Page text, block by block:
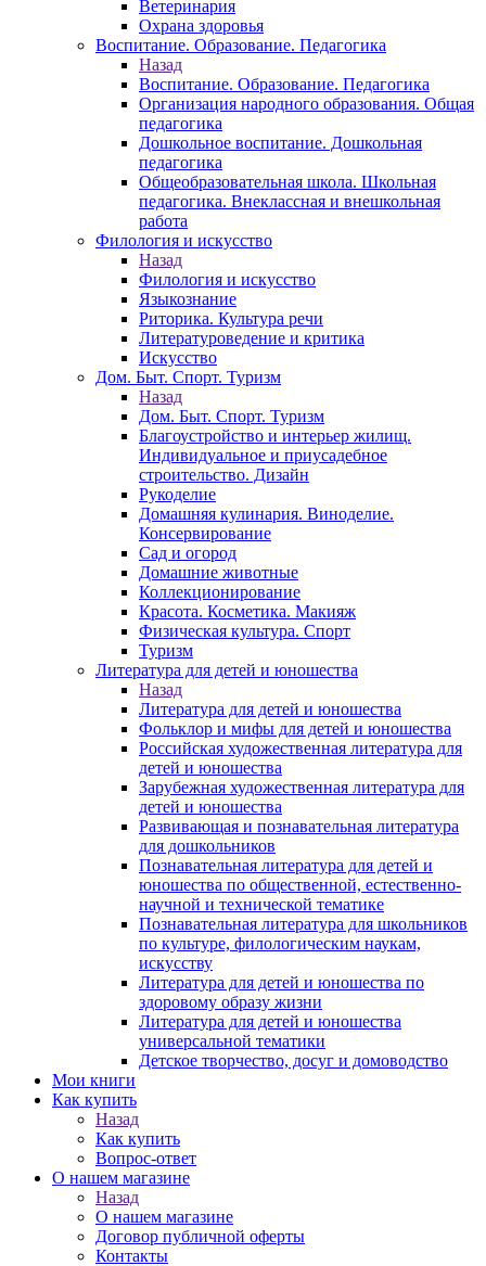
Ветеринария
Охрана здоровья
Воспитание. Образование. Педагогика
Назад
Воспитание. Образование. Педагогика
Организация народного образования. Общая
педагогика
Дошкольное воспитание. Дошкольная
педагогика
Общеобразовательная школа. Школьная
педагогика. Внеклассная и внешкольная
работа
Филология и искусство
Назад
Филология и искусство
Языкознание
Риторика. Культура речи
Литературоведение и критика
Искусство
Дом. Быт. Спорт. Туризм
Назад
Дом. Быт. Спорт. Туризм
Благоустройство и интерьер жилищ.
Индивидуальное и приусадебное
строительство. Дизайн
Рукоделие
Домашняя кулинария. Виноделие.
Консервирование
Сад и огород
Домашние животные
Коллекционирование
Красота. Косметика. Макияж
Физическая культура. Спорт
Туризм
Литература для детей и юношества
Назад
Литература для детей и юношества
Фольклор и мифы для детей и юношества
Российская художественная литература для
детей и юношества
Зарубежная художественная литература для
детей и юношества
Развивающая и познавательная литература
для дошкольников
Познавательная литература для детей и
юношества по общественной, естественно-
научной и технической тематике
Познавательная литература для школьников
по культуре, филологическим наукам,
искусству
Литература для детей и юношества по
здоровому образу жизни
Литература для детей и юношества
универсальной тематики
Детское творчество, досуг и домоводство
Мои книги
Как купить
Назад
Как купить
Вопрос-ответ
О нашем магазине
Назад
О нашем магазине
Договор публичной оферты
Контакты